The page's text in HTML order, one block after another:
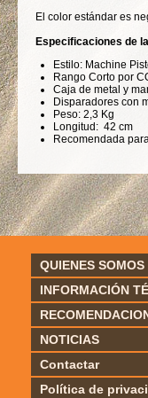
El color estándar es
Especificaciones de la
Estilo: Machine
Rango Corto por
Caja de metal y
Disparadores con
Peso: 2,3 Kg
Longitud : 42 cm
Recomendada
QUIENES SOMOS
INFORMACIÓN
NOTICIAS
Contactar
Política de